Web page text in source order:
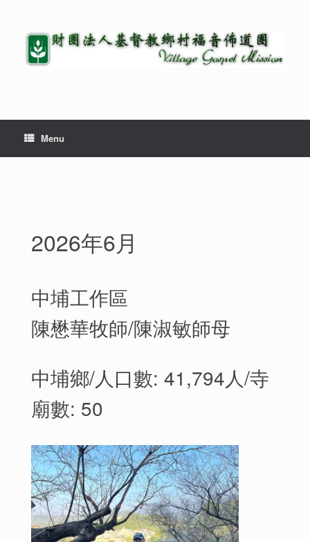
Menu
2026年6月
中埔工作區
陳懋華牧師/陳淑敏師母
中埔鄉/人口數: 41,794人/寺
廟數: 50